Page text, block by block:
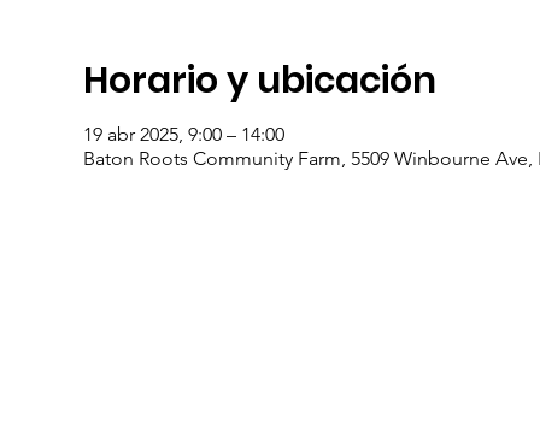
Horario y ubicación
19 abr 2025, 9:00 – 14:00
Baton Roots Community Farm, 5509 Winbourne Ave,